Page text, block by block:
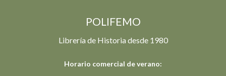
POLIFEMO
Librería de Historia desde 1980
Horario comercial de verano: